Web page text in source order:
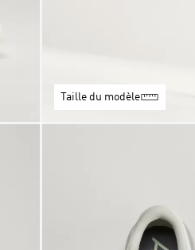
Taille du modèle